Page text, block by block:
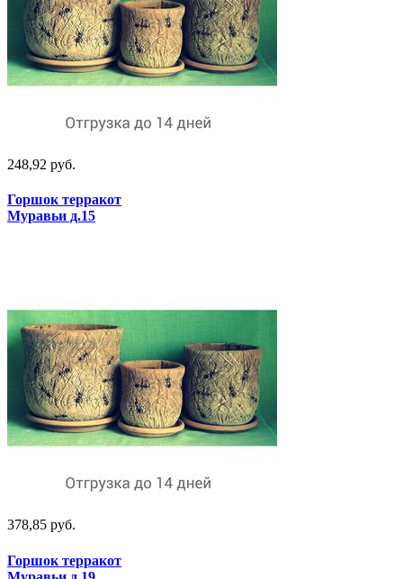
248,92 руб.
Горшок терракот
Муравьи д.15
378,85 руб.
Горшок терракот